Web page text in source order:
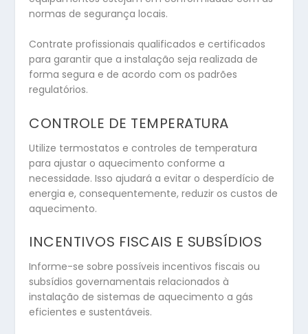
normas de segurança locais.
Contrate profissionais qualificados e certificados
para garantir que a instalação seja realizada de
forma segura e de acordo com os padrões
regulatórios.
CONTROLE DE TEMPERATURA
Utilize termostatos e controles de temperatura
para ajustar o aquecimento conforme a
necessidade. Isso ajudará a evitar o desperdício de
energia e, consequentemente, reduzir os custos de
aquecimento.
INCENTIVOS FISCAIS E SUBSÍDIOS
Informe-se sobre possíveis incentivos fiscais ou
subsídios governamentais relacionados à
instalação de sistemas de aquecimento a gás
eficientes e sustentáveis.